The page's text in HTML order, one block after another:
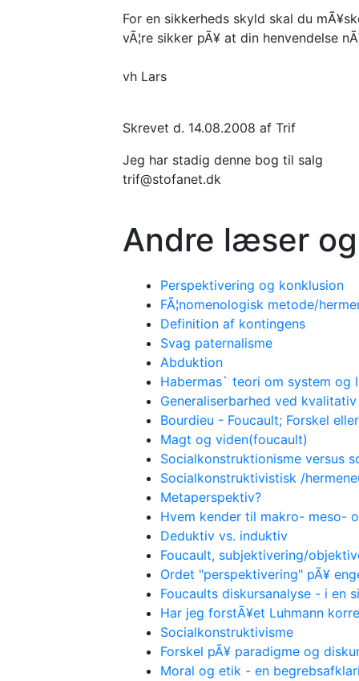
For en sikkerheds skyld skal du
vÃ¦re sikker pÃ¥ at din henvendelse
vh Lars
Skrevet d. 14.08.2008 af Trif
Jeg har stadig denne bog til salg
trif@stofanet.dk
Andre læser
Perspektivering og konklusion
FÃ¦nomenologisk metode/
Definition af kontingens
Svag paternalisme
Abduktion
Habermas` teori om system og
Generaliserbarhed ved
Bourdieu - Foucault; Forskel
Magt og viden(foucault)
Socialkonstruktionisme versus
Socialkonstruktivistisk /
Metaperspektiv?
Hvem kender til makro- meso-
Deduktiv vs. induktiv
Foucault, subjektivering/
Ordet "perspektivering" pÃ¥
Foucaults diskursanalyse - i en
Har jeg forstÃ¥et Luhmann
Socialkonstruktivisme
Forskel pÃ¥ paradigme og
Moral og etik - en